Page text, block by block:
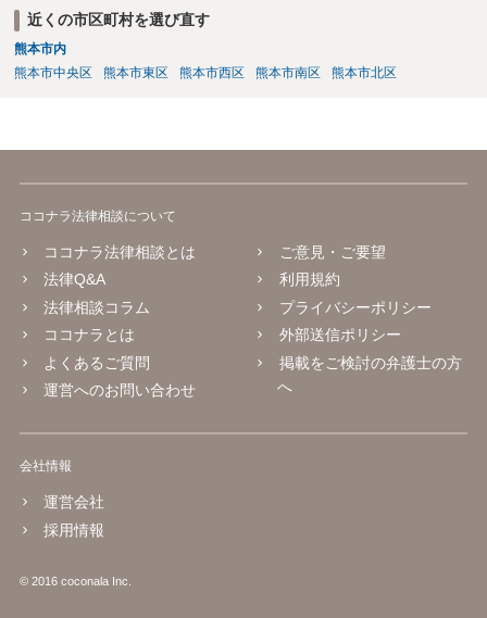
近くの市区町村を選び直す
熊本市内
熊本市中央区
熊本市東区 熊本市西区 熊本市南区 熊本市北区
ココナラ法律相談について
ココナラ法律相談とは
法律Q&A
法律相談コラム
ココナラとは
よくあるご質問
運営へのお問い合わせ
ご意見・ご要望
利用規約
プライバシーポリシー
外部送信ポリシー
掲載をご検討の弁護士の方
へ
会社情報
運営会社
採用情報
© 2016 coconala Inc.